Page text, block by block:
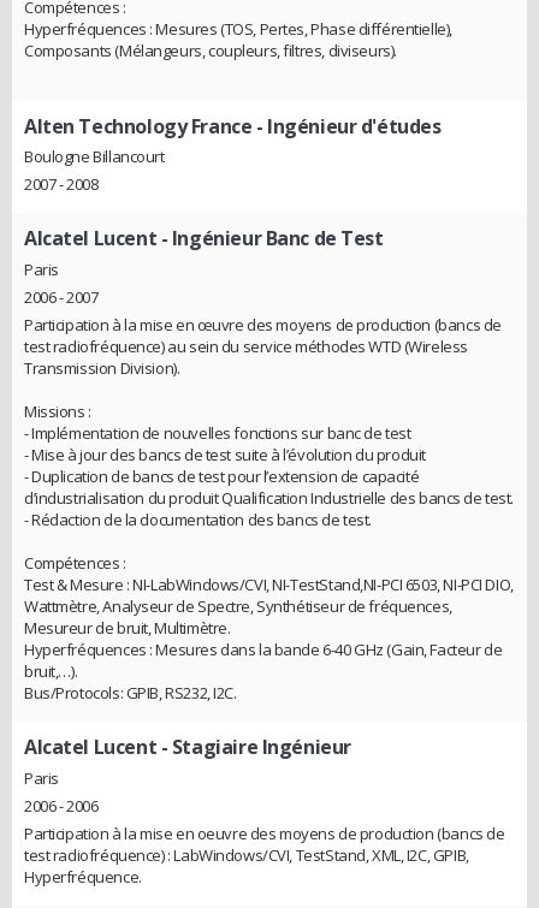
Compétences :
Hyperfréquences : Mesures (TOS, Pertes, Phase différentielle),
Composants (Mélangeurs, coupleurs, filtres, diviseurs).
Alten Technology France - Ingénieur d'études
Boulogne Billancourt
2007 - 2008
Alcatel Lucent - Ingénieur Banc de Test
Paris
2006 - 2007
Participation à la mise en œuvre des moyens de production (bancs de
test radiofréquence) au sein du service méthodes WTD (Wireless
Transmission Division).
Missions :
- Implémentation de nouvelles fonctions sur banc de test
- Mise à jour des bancs de test suite à l’évolution du produit
- Duplication de bancs de test pour l’extension de capacité
d’industrialisation du produit Qualification Industrielle des bancs de test.
- Rédaction de la documentation des bancs de test.
Compétences :
Test & Mesure : NI-LabWindows/CVI, NI-TestStand,NI-PCI 6503, NI-PCI DIO,
Wattmètre, Analyseur de Spectre, Synthétiseur de fréquences,
Mesureur de bruit, Multimètre.
Hyperfréquences : Mesures dans la bande 6-40 GHz (Gain, Facteur de
bruit,…).
Bus/Protocols: GPIB, RS232, I2C.
Alcatel Lucent - Stagiaire Ingénieur
Paris
2006 - 2006
Participation à la mise en oeuvre des moyens de production (bancs de
test radiofréquence) : LabWindows/CVI, TestStand, XML, I2C, GPIB,
Hyperfréquence.